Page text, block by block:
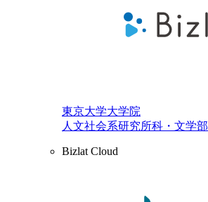
東京大学大学院
人文社会系研究所科・文学部
Bizlat Cloud